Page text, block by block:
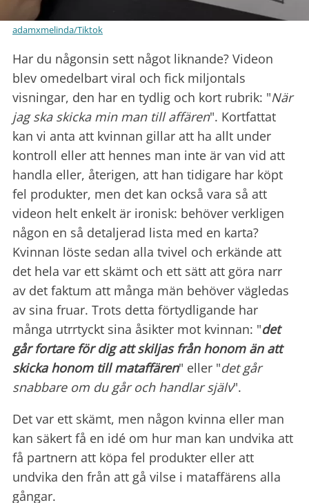
adamxmelinda/Tiktok
Har du någonsin sett något liknande? Videon
blev omedelbart viral och fick miljontals
visningar, den har en tydlig och kort rubrik: "När
jag ska skicka min man till affären". Kortfattat
kan vi anta att kvinnan gillar att ha allt under
kontroll eller att hennes man inte är van vid att
handla eller, återigen, att han tidigare har köpt
fel produkter, men det kan också vara så att
videon helt enkelt är ironisk: behöver verkligen
någon en så detaljerad lista med en karta?
Kvinnan löste sedan alla tvivel och erkände att
det hela var ett skämt och ett sätt att göra narr
av det faktum att många män behöver vägledas
av sina fruar. Trots detta förtydligande har
många utrrtyckt sina åsikter mot kvinnan: "det
går fortare för dig att skiljas från honom än att
skicka honom till mataffären" eller "det går
snabbare om du går och handlar själv".
Det var ett skämt, men någon kvinna eller man
kan säkert få en idé om hur man kan undvika att
få partnern att köpa fel produkter eller att
undvika den från att gå vilse i mataffärens alla
gångar.